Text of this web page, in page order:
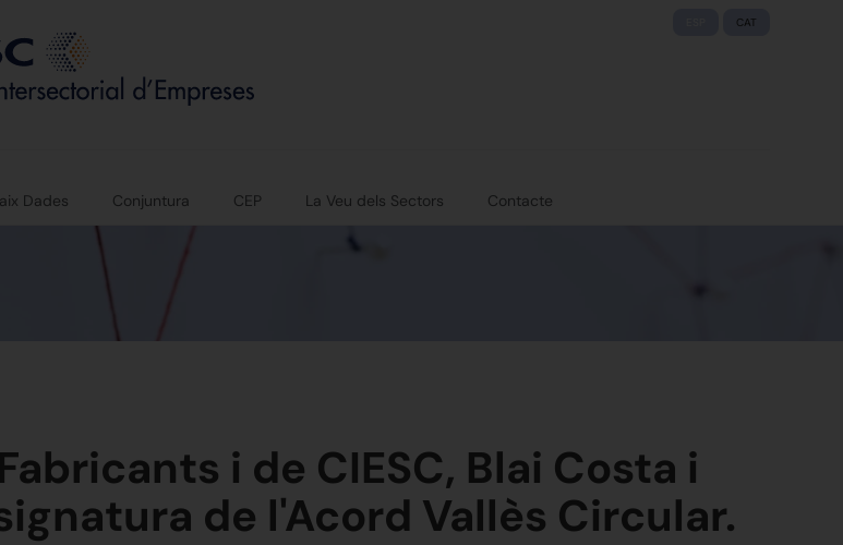
CAT
Dades Conjuntura CEP La Veu dels Sectors Contacte
i de CIESC, Blai Costa i
de l'Acord Vallès Circular.